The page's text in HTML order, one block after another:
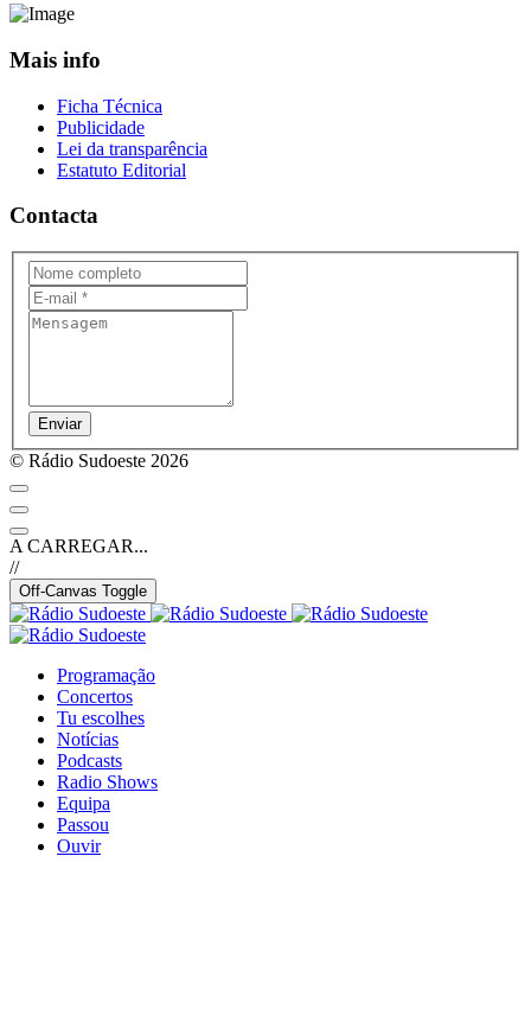
Mais info
Ficha Técnica
Publicidade
Lei da transparência
Estatuto Editorial
Contacta
Enviar
© Rádio Sudoeste 2026
A CARREGAR...
//
Off-Canvas Toggle
Programação
Concertos
Tu escolhes
Notícias
Podcasts
Radio Shows
Equipa
Passou
Ouvir